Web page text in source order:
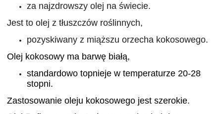
za najzdrowszy olej na świecie.
Jest to olej z tłuszczów roślinnych,
pozyskiwany z miąższu orzecha kokosowego.
Olej kokosowy ma barwę białą,
standardowo topnieje w temperaturze 20-28
stopni.
Zastosowanie oleju kokosowego jest szerokie.